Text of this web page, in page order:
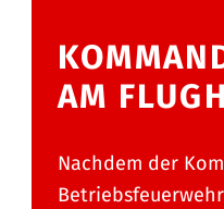
AM
Nachdem der